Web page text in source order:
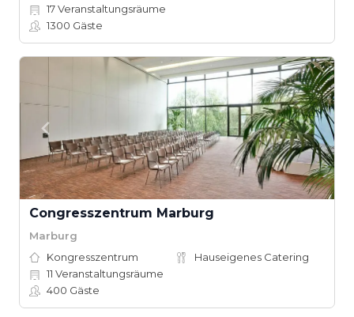
17Veranstaltungsräume
1300 Gäste
Congresszentrum Marburg
Marburg
Kongresszentrum
Hauseigenes Catering
11 Veranstaltungsräume
400 Gäste